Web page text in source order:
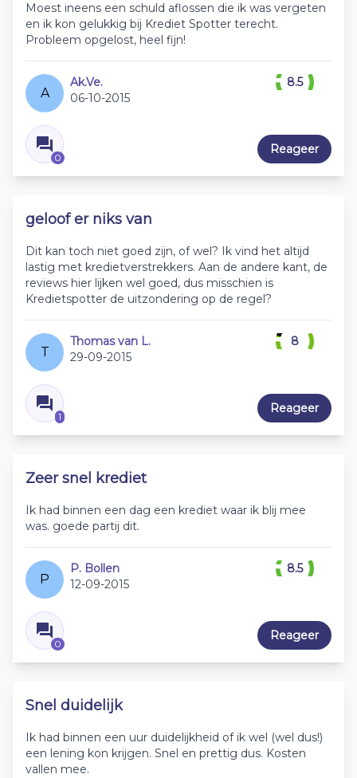
Moest ineens een schuld aflossen die ik was vergeten
en ik kon gelukkig bij Krediet Spotter terecht.
Probleem opgelost, heel fijn!
A
Ak.Ve.
06-10-2015
0
8.5
Reageer
geloof er niks van
Dit kan toch niet goed zijn, of wel? Ik vind het altijd
lastig met kredietverstrekkers. Aan de andere kant, de
reviews hier lijken wel goed, dus misschien is
Kredietspotter de uitzondering op de regel?
T
Thomas van L.
29-09-2015
1
8
Reageer
Zeer snel krediet
Ik had binnen een dag een krediet waar ik blij mee
was. goede partij dit.
P
P. Bollen
12-09-2015
0
8.5
Reageer
Snel duidelijk
Ik had binnen een uur duidelijkheid of ik wel (wel dus!)
een lening kon krijgen. Snel en prettig dus. Kosten
vallen mee.